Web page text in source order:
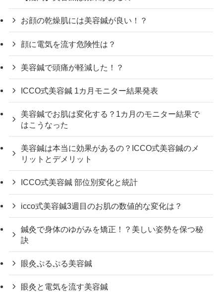
お顔の乾燥肌には美容鍼が良い！？
顔に電気を流す危険性は？
美容鍼で頭痛が軽減した！？
ICCO式美容鍼 1カ月モニター結果発表
美容鍼でお肌は変化する？1カ月のモニター結果で
はこうなった
美容鍼は本当に効果があるの？ICCO式美容鍼のメ
リットとデメリット
ICCO式美容鍼 部位別変化と統計
icco式美容鍼3週目のお肌の数値的な変化は？
鍼灸で身体のゆがみを矯正！？美しい姿勢を保つ秘
訣
眼灸ぷるぷる美容鍼
眼灸と電気を流す美容鍼